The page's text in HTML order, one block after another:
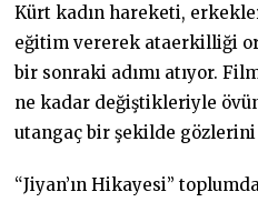
Kürt kadın hareketi,
eğitim vererek ataerkilliği
bir sonraki adımı atıyor.
ne kadar değiştikleriyle
utangaç bir şekilde gözlerini
“Jiyan’ın Hikayesi”